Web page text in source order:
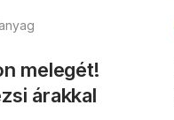
melegét!
árakkal